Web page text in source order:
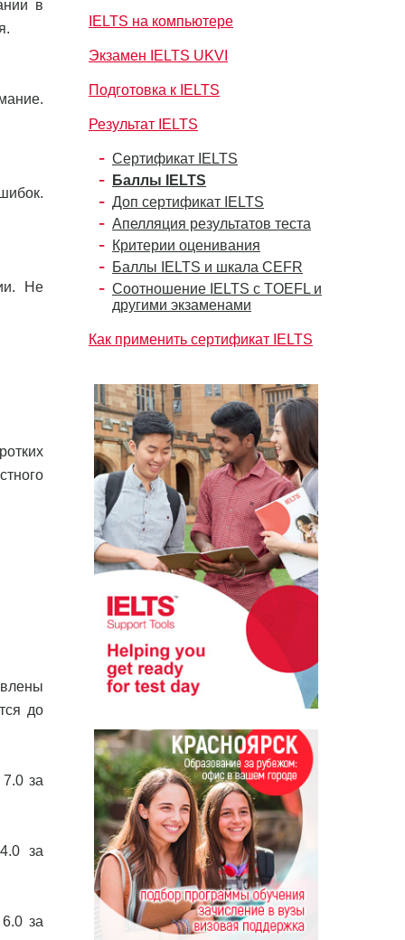
в
Не
до
за
за
за
IELTS на компьютере
Экзамен IELTS UKVI
Подготовка к IELTS
Результат IELTS
Сертификат IELTS
Баллы IELTS
Доп сертификат IELTS
Апелляция результатов теста
Критерии оценивания
Баллы IELTS и шкала CEFR
Соотношение IELTS с TOEFL и
другими экзаменами
Как применить сертификат IELTS